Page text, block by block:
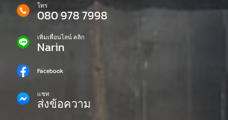
โทร
080 978 7998
เพิ่มเพื่อนไลน์ คลิก
Narin
Facebook
แชท
ส่งข้อความ